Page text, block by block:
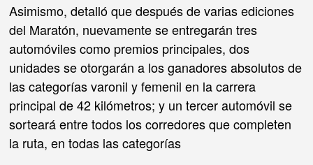
Asimismo, detalló que después de varias ediciones
del Maratón, nuevamente se entregarán tres
automóviles como premios principales, dos
unidades se otorgarán a los ganadores absolutos de
las categorías varonil y femenil en la carrera
principal de 42 kilómetros; y un tercer automóvil se
sorteará entre todos los corredores que completen
la ruta, en todas las categorías